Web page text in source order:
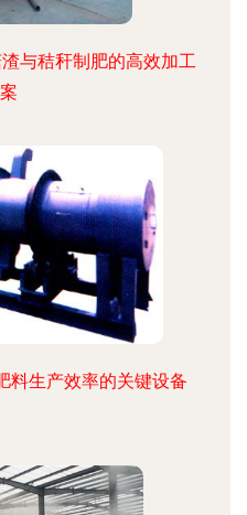
与秸秆制肥的高效加工
料生产效率的关键设备